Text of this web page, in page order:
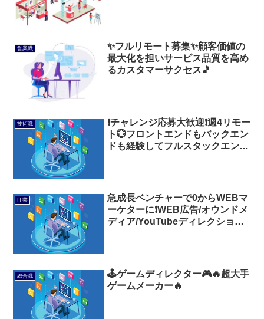
営業職
✨️フルリモート募集✨️顧客価値の
最大化を担いサービス品質を高め
るカスタマーサクセス🎵
技術職
❗チャレンジ応募大歓迎❗週4リモー
ト💮フロントエンドもバックエン
ドも経験してフルスタックエンジ
IT業
急成長ベンチャーで0からWEBマ
ーケターに❗WEB広告/オウンドメ
ディア/YouTubeディレクション
総合職
🕹️ゲームディレクター🎮️🔥超大手
ゲームメーカー🔥